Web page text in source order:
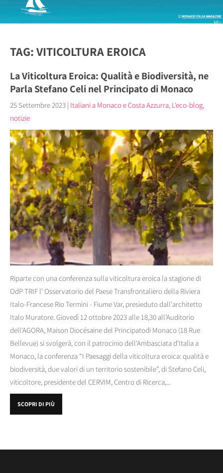
TAG: VITICOLTURA EROICA
La Viticoltura Eroica: Qualità e Biodiversità, ne
Parla Stefano Celi nel Principato di Monaco
25 Settembre 2023 | Italiani a Monaco e Costa Azzurra, L'eco-blog,
notizie
Riparte con una conferenza sulla viticoltura eroica la stagione di
OdP TRIF l' Osservatorio del Paese Transfrontaliero della Riviera
Italo-Francese Rio Termini - Fiume Var, presieduto dall'architetto
Italo Muratore. Giovedì 12 ottobre 2023 alle 18,30 all’Auditorio
dell’AGORA, Maison Diocésaine del Principatodi Monaco (18 Rue
Bellevue) si svolgerà, con il patrocinio dell'Ambasciata d'Italia a
Monaco, la conferenza “I Paesaggi della viticoltura eroica: qualità e
biodiversità, due valori di un territorio sostenibile”, di Stefano Celi,
viticoltore, presidente del CERVIM, Centro di Ricerca,...
SCOPRI DI PIÙ